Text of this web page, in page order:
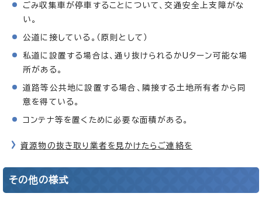
ごみ収集車が停車することについて、交通安全上支障がな
い。
公道に接している。（原則として）
私道に設置する場合は、通り抜けられるかUターン可能な場
所がある。
道路等公共地に設置する場合、隣接する土地所有者から同
意を得ている。
コンテナ等を置くために必要な面積がある。
資源物の抜き取り業者を見かけたらご連絡を
その他の様式